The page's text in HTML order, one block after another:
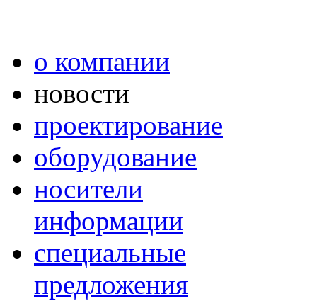
о компании
новости
проектирование
оборудование
носители
информации
специальные
предложения